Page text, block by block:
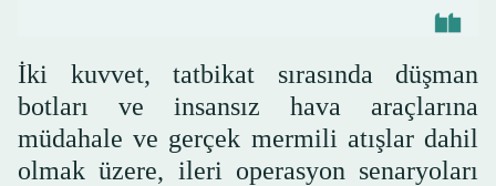
İki kuvvet, tatbikat sırasında düşman
botları ve insansız hava araçlarına
müdahale ve gerçek mermili atışlar dahil
olmak üzere, ileri operasyon senaryoları